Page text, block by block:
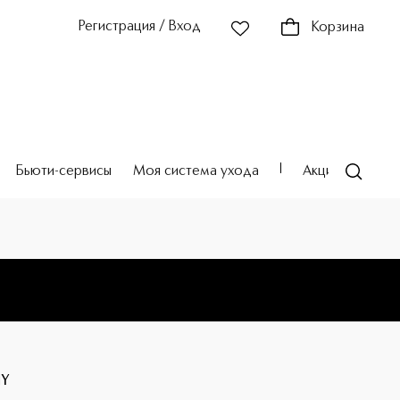
Регистрация / Вход Корзина
Бьюти-сервисы Моя система ухода Акции